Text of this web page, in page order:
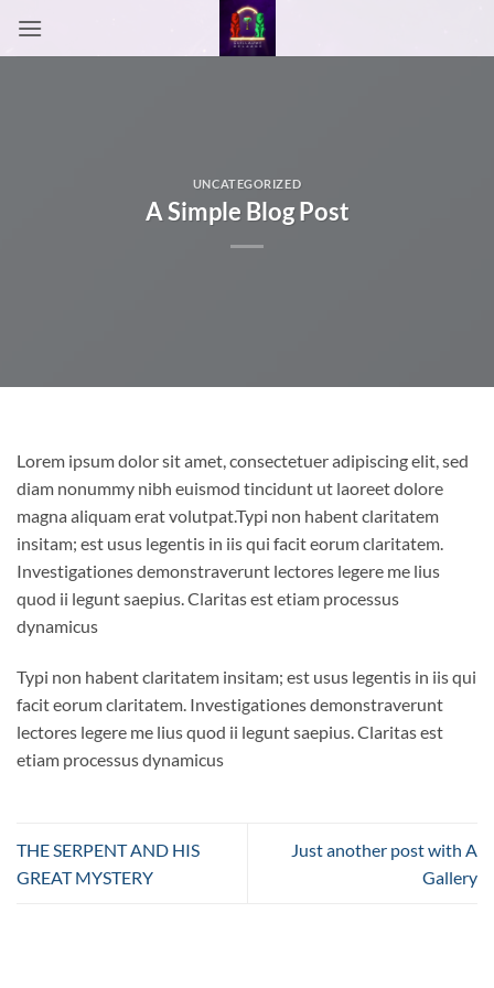
UNCATEGORIZED
A Simple Blog Post
Lorem ipsum dolor sit amet, consectetuer adipiscing elit, sed
diam nonummy nibh euismod tincidunt ut laoreet dolore
magna aliquam erat volutpat.Typi non habent claritatem
insitam; est usus legentis in iis qui facit eorum claritatem.
Investigationes demonstraverunt lectores legere me lius
quod ii legunt saepius. Claritas est etiam processus
dynamicus
Typi non habent claritatem insitam; est usus legentis in iis qui
facit eorum claritatem. Investigationes demonstraverunt
lectores legere me lius quod ii legunt saepius. Claritas est
etiam processus dynamicus
THE SERPENT AND HIS
GREAT MYSTERY
Just another post with A
Gallery